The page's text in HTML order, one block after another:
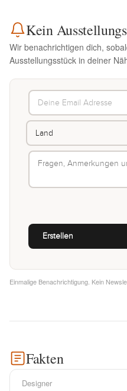
Kein
Wir benachrichtigen dich,
Ausstellungsstück in deiner
Einmalige Benachrichtigung. Kein
Fakten
Designer